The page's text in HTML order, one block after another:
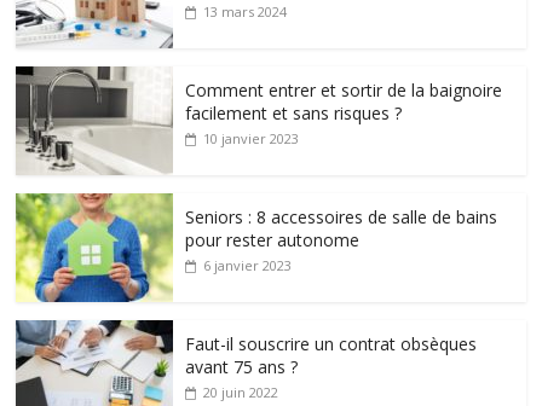
13 mars 2024
Comment entrer et sortir de la baignoire
facilement et sans risques ?
10 janvier 2023
Seniors : 8 accessoires de salle de bains
pour rester autonome
6 janvier 2023
Faut-il souscrire un contrat obsèques
avant 75 ans ?
20 juin 2022